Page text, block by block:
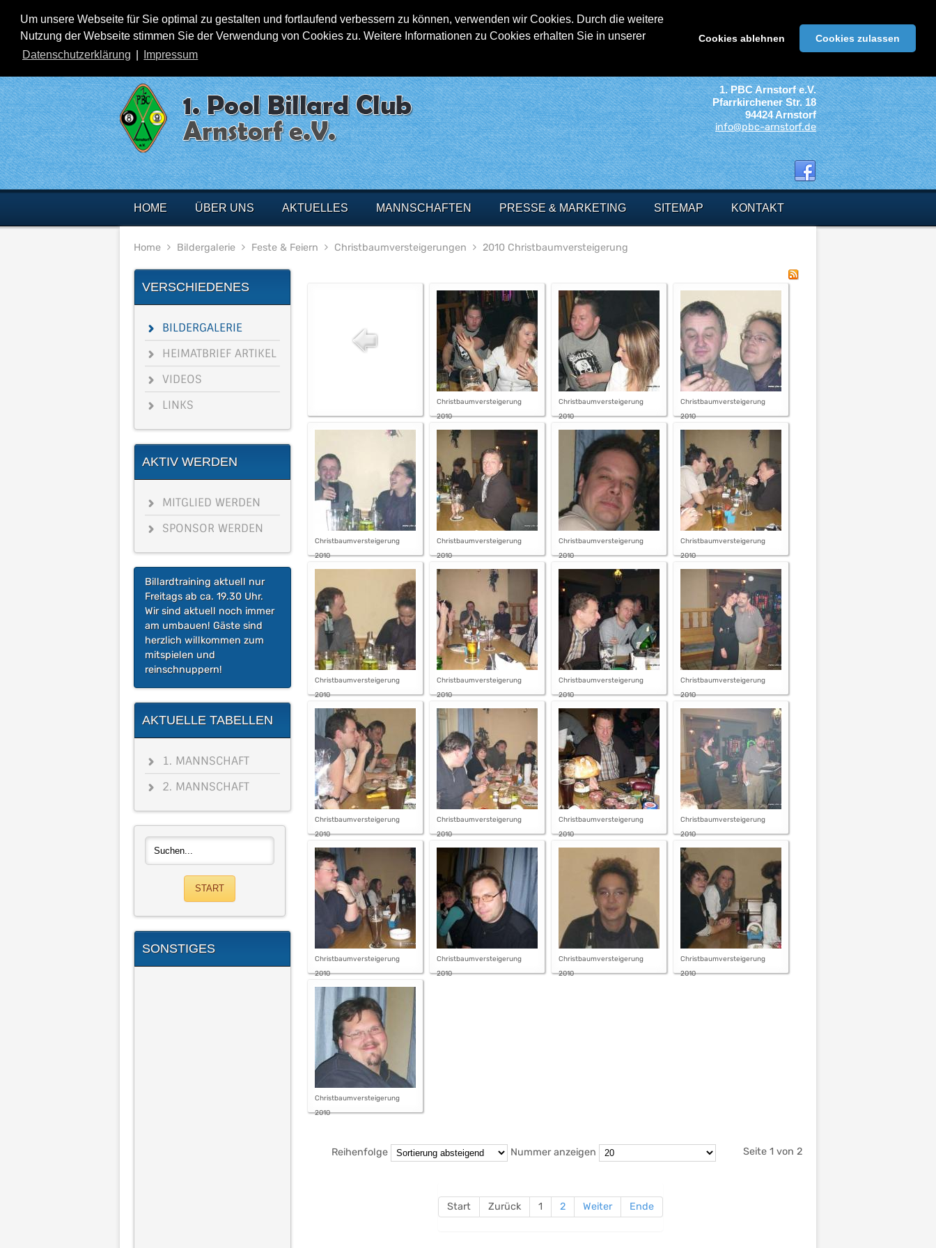
Um unsere Webseite für Sie optimal zu gestalten und fortlaufend verbessern zu können, verwenden wir Cookies. Durch die weitere
Nutzung der Webseite stimmen Sie der Verwendung von Cookies zu. Weitere Informationen zu Cookies erhalten Sie in unserer
Datenschutzerklärung
Impressum
Cookies ablehnen Cookies zulassen
1. PBC Arnstorf e.V.
Pfarrkirchener Str. 18
94424 Arnstorf
info@pbc-arnstorf.de
HOME ÜBER UNS AKTUELLES MANNSCHAFTEN PRESSE & MARKETING SITEMAP KONTAKT
Home Bildergalerie Feste & Feiern Christbaumversteigerungen 2010 Christbaumversteigerung
VERSCHIEDENES
BILDERGALERIE
HEIMATBRIEF ARTIKEL
VIDEOS
LINKS
AKTIV WERDEN
MITGLIED WERDEN
SPONSOR WERDEN
Billardtraining aktuell nur
Freitags ab ca. 19.30 Uhr.
Wir sind aktuell noch immer
am umbauen! Gäste sind
herzlich willkommen zum
mitspielen und
reinschnuppern!
AKTUELLE TABELLEN
1. MANNSCHAFT
2. MANNSCHAFT
SONSTIGES
Christbaumversteigerung
2010
Christbaumversteigerung
2010
Christbaumversteigerung
2010
Christbaumversteigerung
2010
Christbaumversteigerung
2010
Christbaumversteigerung
2010
Christbaumversteigerung
2010
Christbaumversteigerung
2010
Christbaumversteigerung
2010
Christbaumversteigerung
2010
Christbaumversteigerung
2010
Christbaumversteigerung
2010
Christbaumversteigerung
2010
Christbaumversteigerung
2010
Christbaumversteigerung
2010
Christbaumversteigerung
2010
Christbaumversteigerung
2010
Christbaumversteigerung
2010
Christbaumversteigerung
2010
Christbaumversteigerung
2010
Reihenfolge Nummer anzeigen Seite 1 von 2
Start Zurück 1 2 Weiter Ende